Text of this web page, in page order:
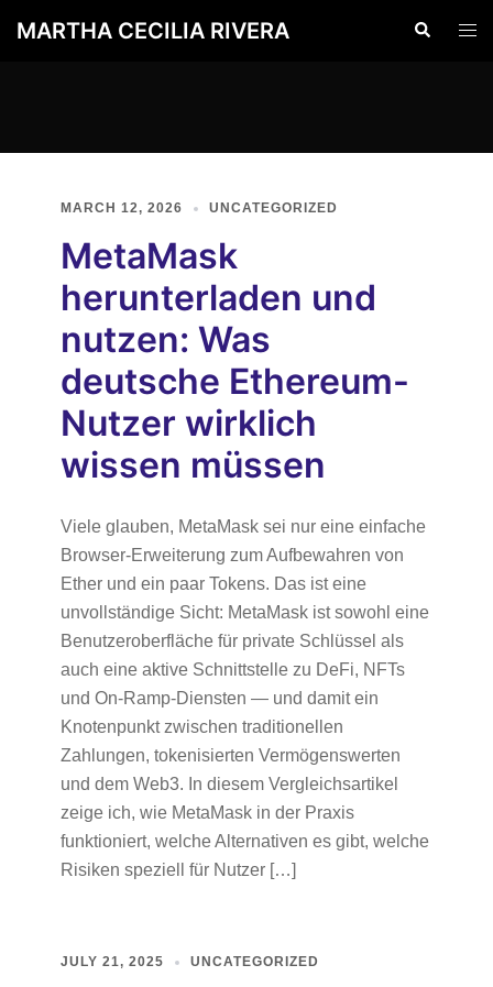
MARTHA CECILIA RIVERA Search
MARCH 12, 2026 UNCATEGORIZED
MetaMask
herunterladen und
nutzen: Was
deutsche Ethereum-
Nutzer wirklich
wissen müssen
Viele glauben, MetaMask sei nur eine einfache
Browser-Erweiterung zum Aufbewahren von
Ether und ein paar Tokens. Das ist eine
unvollständige Sicht: MetaMask ist sowohl eine
Benutzeroberfläche für private Schlüssel als
auch eine aktive Schnittstelle zu DeFi, NFTs
und On‑Ramp‑Diensten — und damit ein
Knotenpunkt zwischen traditionellen
Zahlungen, tokenisierten Vermögenswerten
und dem Web3. In diesem Vergleichsartikel
zeige ich, wie MetaMask in der Praxis
funktioniert, welche Alternativen es gibt, welche
Risiken speziell für Nutzer […]
JULY 21, 2025 UNCATEGORIZED